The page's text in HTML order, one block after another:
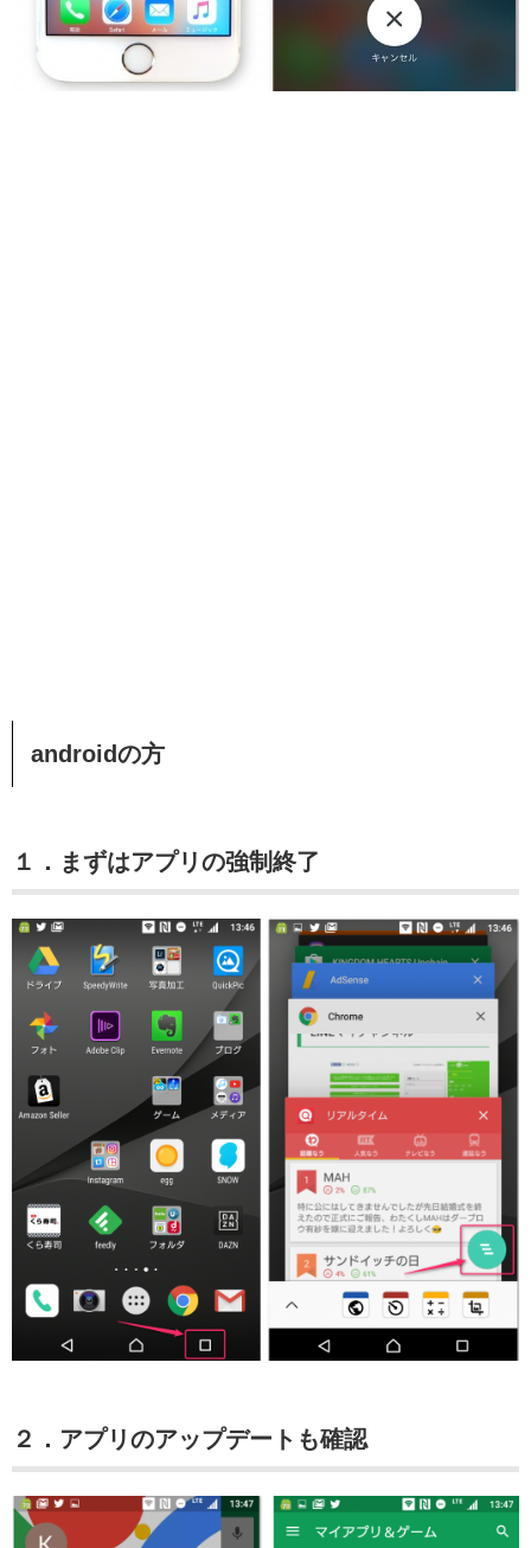
androidの方
１．まずはアプリの強制終了
２．アプリのアップデートも確認